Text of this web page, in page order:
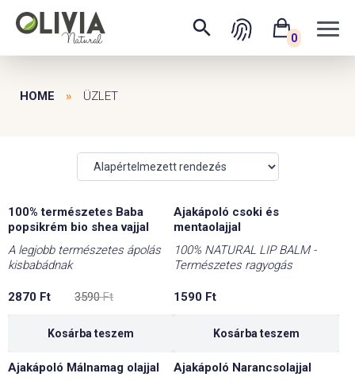
0
HOME » ÜZLET
-20%
100% természetes Baba
popsikrém bio shea vajjal
A legjobb természetes ápolás
kisbabádnak
3590Ft
price
2870 Ft
price
Kosárba teszem
Ajakápoló csoki és
mentaolajjal
100% NATURAL LIP BALM -
Természetes ragyogás
1590 Ft
Kosárba teszem
Ajakápoló Málnamag olajjal
Ajakápoló Narancsolajjal